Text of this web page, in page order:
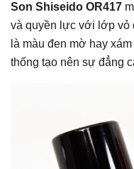
Son Shiseido OR417
và quyền lực với lớp vỏ
là màu đen mờ hay
thống tạo nên sự đẳng